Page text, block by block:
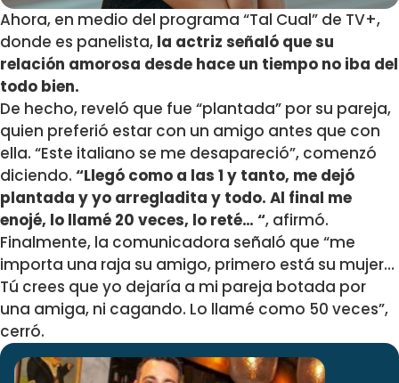
Ahora, en medio del programa “Tal Cual” de TV+,
donde es panelista, la actriz señaló que su
relación amorosa desde hace un tiempo no iba del
todo bien.
De hecho, reveló que fue “plantada” por su pareja,
quien preferió estar con un amigo antes que con
ella. “Este italiano se me desapareció”, comenzó
diciendo. “Llegó como a las 1 y tanto, me dejó
plantada y yo arregladita y todo. Al final me
enojé, lo llamé 20 veces, lo reté… “, afirmó.
Finalmente, la comunicadora señaló que “me
importa una raja su amigo, primero está su mujer…
Tú crees que yo dejaría a mi pareja botada por
una amiga, ni cagando. Lo llamé como 50 veces”,
cerró.